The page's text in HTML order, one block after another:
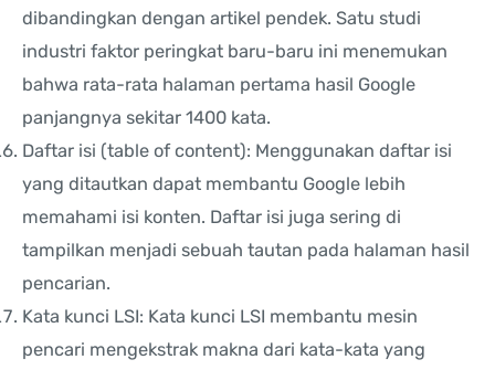
dibandingkan dengan artikel pendek. Satu studi
industri faktor peringkat baru-baru ini menemukan
bahwa rata-rata halaman pertama hasil Google
panjangnya sekitar 1400 kata.
Daftar isi (table of content): Menggunakan daftar isi
yang ditautkan dapat membantu Google lebih
memahami isi konten. Daftar isi juga sering di
tampilkan menjadi sebuah tautan pada halaman hasil
pencarian.
Kata kunci LSI: Kata kunci LSI membantu mesin
pencari mengekstrak makna dari kata-kata yang